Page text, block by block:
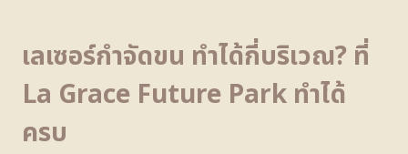
เลเซอร์กำจัดขน ทำได้กี่บริเวณ? ที่
La Grace Future Park ทำได้
ครบ